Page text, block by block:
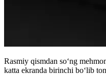
Rasmiy qismdan so‘ng
katta ekranda birinchi bo‘lib